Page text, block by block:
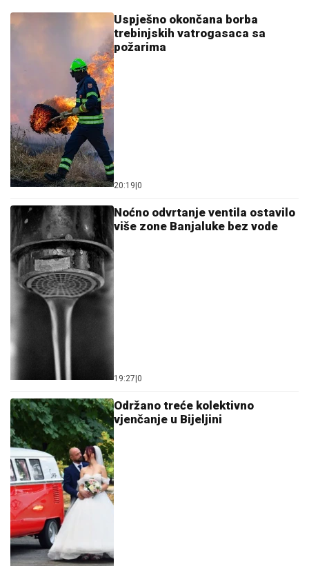
Uspješno okončana borba
trebinjskih vatrogasaca sa
požarima
20:19 0
Noćno odvrtanje ventila ostavilo
više zone Banjaluke bez vode
19:27 0
Održano treće kolektivno
vjenčanje u Bijeljini